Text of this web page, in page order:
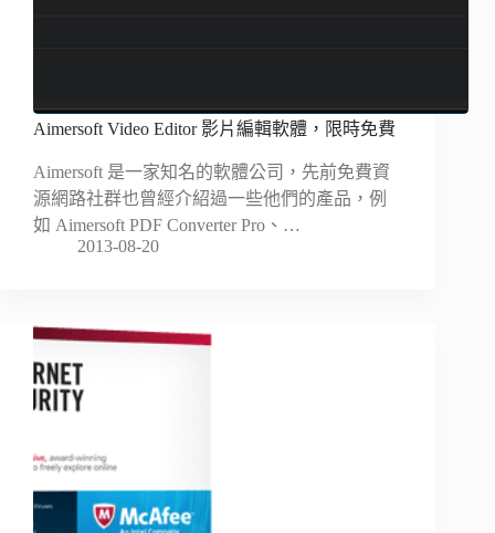
Aimersoft Video Editor 影片編輯軟體，限時免費
Aimersoft 是一家知名的軟體公司，先前免費資
源網路社群也曾經介紹過一些他們的產品，例
如 Aimersoft PDF Converter Pro、…
2013-08-20